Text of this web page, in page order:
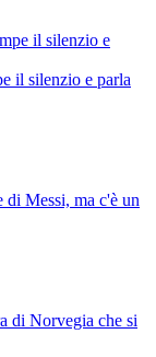
il silenzio e parla
Messi, ma c'è un
di Norvegia che si